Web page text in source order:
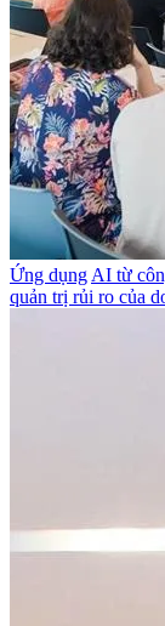
Ứng dụng AI từ
quản trị rủi ro của